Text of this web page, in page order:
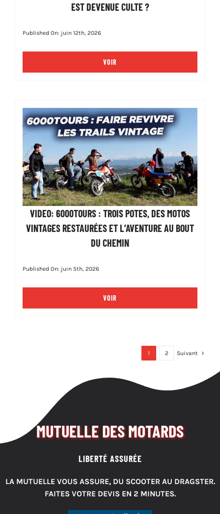
EST DEVENUE CULTE ?
Published On: juin 12th, 2026
VOIR
VIDEO: 6000TOURS : TROIS POTES, DES MOTOS
VINTAGES RESTAURÉES ET L’AVENTURE AU BOUT
DU CHEMIN
Published On: juin 5th, 2026
VOIR
1 2 Suivant
MUTUELLE DES MOTARDS
LIBERTÉ ASSURÉE
LA MUTUELLE VOUS ASSURE, DU SCOOTER AU DRAGSTER.
FAITES VOTRE DEVIS EN 2 MINUTES.